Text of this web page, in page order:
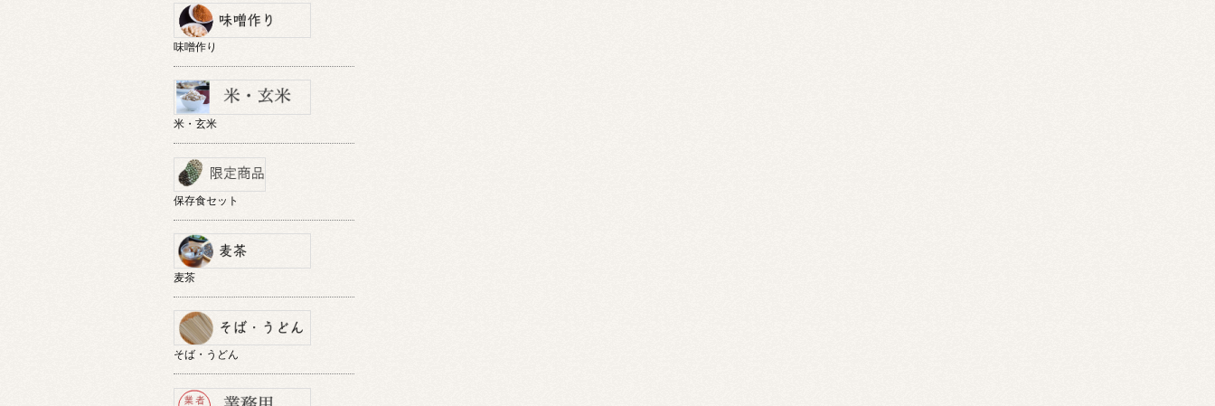
味噌作り
米・玄米
保存食セット
麦茶
そば・うどん